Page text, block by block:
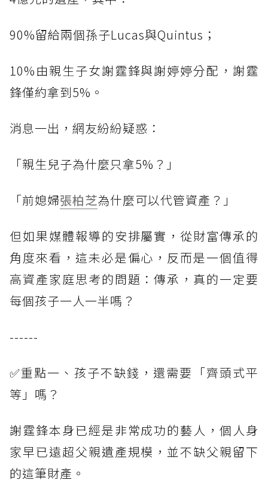
90%留給兩個孫子Lucas與Quintus；
10%由親生子女謝霆鋒與謝婷婷分配，謝霆
鋒僅約拿到5%。
消息一出，網友紛紛疑惑：
「親生兒子為什麼只拿5%？」
「前媳婦張柏芝為什麼可以代管資產？」
但如果媒體報導的安排屬實，從財富傳承的
角度來看，這未必是偏心，反而是一個值得
高資產家庭思考的問題：傳承，真的一定要
每個孩子一人一半嗎？
------
✅重點一、孩子不缺錢，還需要「齊頭式平
等」嗎？
謝霆鋒本身已經是非常成功的藝人，個人身
家早已遠超父親遺產規模，並不缺父親留下
的這筆財產。